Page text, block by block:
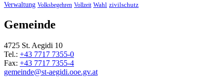
Verwaltung Volksbegehren Vollzeit Wahl zivilschutz
Gemeinde
4725 St. Aegidi 10
Tel.: +43 7717 7355-0
Fax: +43 7717 7355-4
gemeinde@st-aegidi.ooe.gv.at